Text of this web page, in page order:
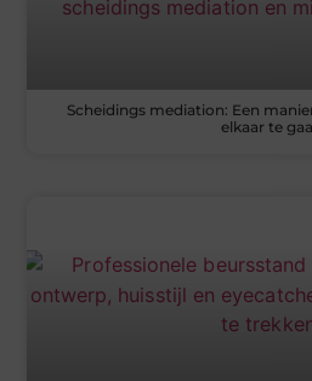
Scheidings mediation: Een
elkaar te